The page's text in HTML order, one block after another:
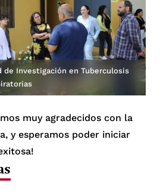
de Investigación en Tuberculosis
muy agradecidos con la
y esperamos poder iniciar